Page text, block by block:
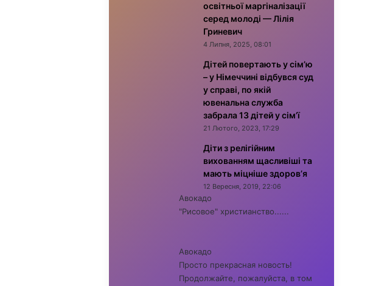
освітньої маргіналізації
серед молоді — Лілія
Гриневич
4 Липня, 2025, 08:01
Дітей повертають у сім’ю
– у Німеччині відбувся суд
у справі, по якій
ювенальна служба
забрала 13 дітей у сім’ї
21 Лютого, 2023, 17:29
Діти з релігійним
вихованням щасливіші та
мають міцніше здоров’я
12 Вересня, 2019, 22:06
Авокадо
"Рисовое" христианство......
Авокадо
Просто прекрасная новость!
Продолжайте, пожалуйста, в том